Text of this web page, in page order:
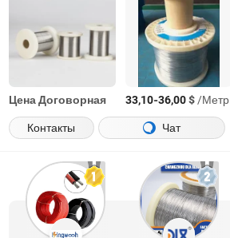
Цена Договорная 33,10-36,00$/Метр
Контакты
Чат